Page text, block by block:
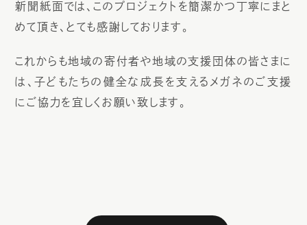
新聞紙面では、このプロジェクトを簡潔かつ丁寧にまと
めて頂き、とても感謝しております。
これからも地域の寄付者や地域の支援団体の皆さまに
は、子どもたちの健全な成長を支えるメガネのご支援
にご協力を宜しくお願い致します。